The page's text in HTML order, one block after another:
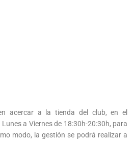
acercar a la tienda del club, en el
a Viernes de 18:30h-20:30h, para
modo, la gestión se podrá realizar a